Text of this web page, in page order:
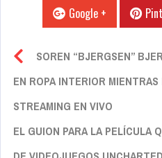
Google +
SOREN “BJERGSEN”
EN ROPA INTERIOR
STREAMING EN VIVO
EL GUION PARA LA PELÍCULA